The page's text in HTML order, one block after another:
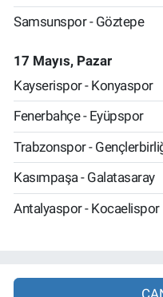
Samsunspor - Göztepe
17 Mayıs, Pazar
Kayserispor - Konyaspor
Fenerbahçe - Eyüpspor
Trabzonspor -
Kasımpaşa - Galatasaray
Antalyaspor - Kocaelispor